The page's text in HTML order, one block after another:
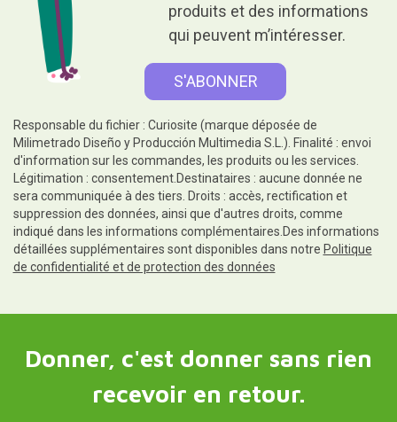
produits et des informations
qui peuvent m’intéresser.
Responsable du fichier : Curiosite (marque déposée de
Milimetrado Diseño y Producción Multimedia S.L.). Finalité : envoi
d'information sur les commandes, les produits ou les services.
Légitimation : consentement.Destinataires : aucune donnée ne
sera communiquée à des tiers. Droits : accès, rectification et
suppression des données, ainsi que d'autres droits, comme
indiqué dans les informations complémentaires.Des informations
détaillées supplémentaires sont disponibles dans notre Politique
de confidentialité et de protection des données
Donner, c'est donner sans rien
recevoir en retour.